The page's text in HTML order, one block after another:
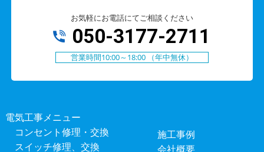
お気軽にお電話にてご相談ください
050-3177-2711
営業時間10:00～18:00 （年中無休）
電気工事メニュー
コンセント修理・交換
スイッチ修理、交換
施工事例
会社概要